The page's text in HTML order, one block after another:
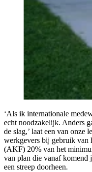
‘Als ik internationale
echt noodzakelijk. Anders
de slag,’ laat een van onze
werkgevers bij gebruik van
(AKF) 20% van het
van plan die vanaf komend
een streep doorheen.